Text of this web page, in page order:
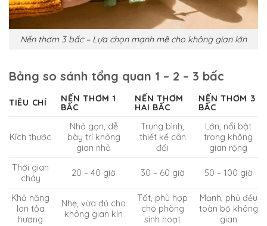
Nến thơm 3 bấc – Lựa chọn mạnh mẽ cho không gian lớn
Bảng so sánh tổng quan 1 – 2 – 3 bấc
TIÊU CHÍ
NẾN THƠM 1
BẤC
NẾN THƠM
HAI BẤC
NẾN THƠM 3
BẤC
Kích thước
Nhỏ gọn, dễ
bày trí không
gian nhỏ
Trung bình,
thiết kế cân
đối
Lớn, nổi bật
trong không
gian rộng
Thời gian
cháy
20 – 40 giờ 30 – 60 giờ 50 – 100 giờ
Khả năng
lan tỏa
hương
Nhẹ, vừa đủ cho
không gian kín
Tốt, phù hợp
cho phòng
sinh hoạt
Mạnh, phủ đều
toàn bộ không
gian